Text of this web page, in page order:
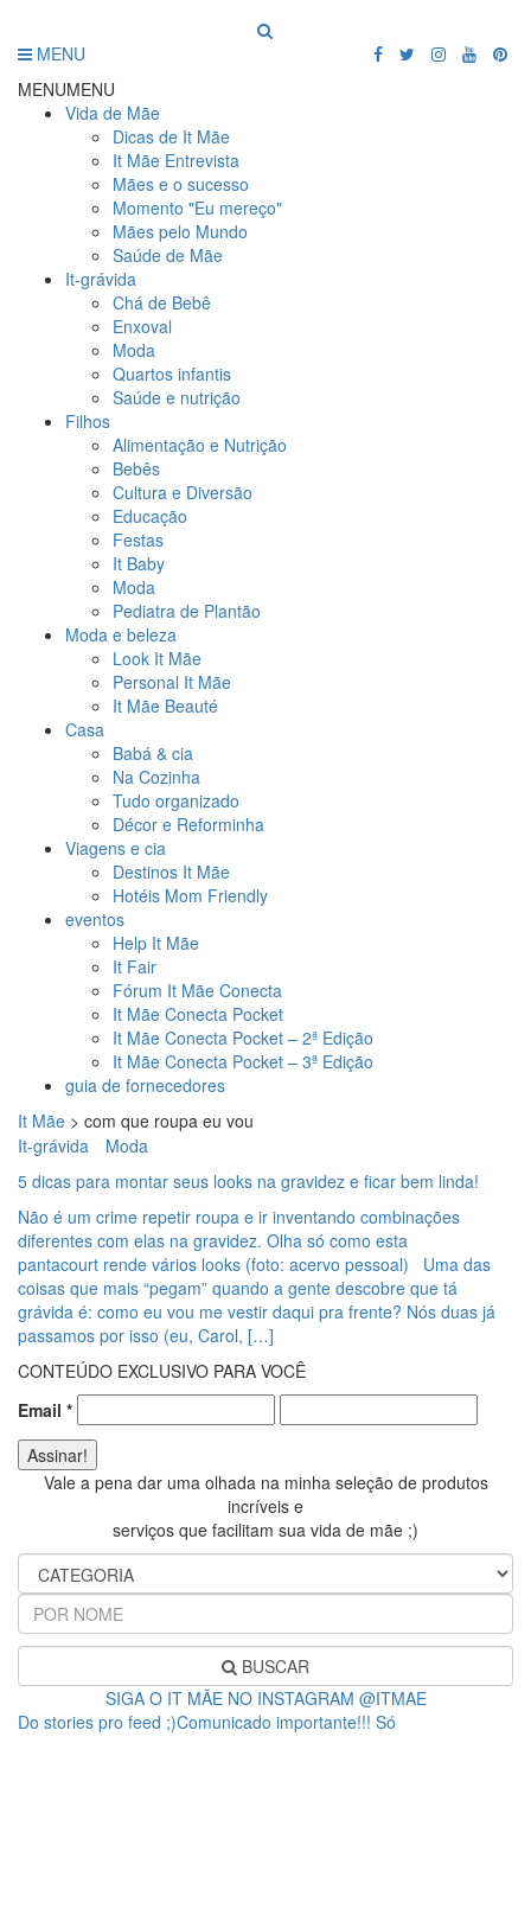
MENU
MENUMENU
Vida de Mãe
Dicas de It Mãe
It Mãe Entrevista
Mães e o sucesso
Momento "Eu mereço"
Mães pelo Mundo
Saúde de Mãe
It-grávida
Chá de Bebê
Enxoval
Moda
Quartos infantis
Saúde e nutrição
Filhos
Alimentação e Nutrição
Bebês
Cultura e Diversão
Educação
Festas
It Baby
Moda
Pediatra de Plantão
Moda e beleza
Look It Mãe
Personal It Mãe
It Mãe Beauté
Casa
Babá & cia
Na Cozinha
Tudo organizado
Décor e Reforminha
Viagens e cia
Destinos It Mãe
Hotéis Mom Friendly
eventos
Help It Mãe
It Fair
Fórum It Mãe Conecta
It Mãe Conecta Pocket
It Mãe Conecta Pocket – 2ª Edição
It Mãe Conecta Pocket – 3ª Edição
guia de fornecedores
It Mãe > com que roupa eu vou
It-grávida
Moda
5 dicas para montar seus looks na gravidez e ficar bem linda!
Não é um crime repetir roupa e ir inventando combinações
diferentes com elas na gravidez. Olha só como esta
pantacourt rende vários looks (foto: acervo pessoal) Uma das
coisas que mais “pegam” quando a gente descobre que tá
grávida é: como eu vou me vestir daqui pra frente? Nós duas já
passamos por isso (eu, Carol, […]
CONTEÚDO EXCLUSIVO PARA VOCÊ
Email *
Vale a pena dar uma olhada na minha seleção de produtos
incríveis e
serviços que facilitam sua vida de mãe ;)
BUSCAR
SIGA O IT MÃE NO INSTAGRAM @ITMAE
Do stories pro feed ;)Comunicado importante!!! Só